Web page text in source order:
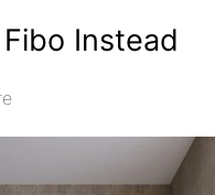
Instead